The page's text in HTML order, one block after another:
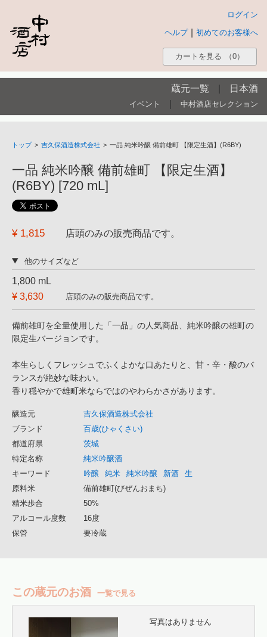
ログイン
初めてのお客様へ
ヘルプ
カートを見る （0）
蔵元一覧 日本酒
イベント 中村酒店セレクション
トップ > 吉久保酒造株式会社 > 一品 純米吟醸 備前雄町 【限定生酒】(R6BY)
一品 純米吟醸 備前雄町 【限定生酒】
(R6BY) [720 mL]
¥ 1,815 店頭のみの販売商品です。
他のサイズなど
1,800 mL
¥ 3,630
店頭のみの販売商品です。
備前雄町を全量使用した「一品」の人気商品、純米吟醸の雄町の
限定生バージョンです。
本生らしくフレッシュでふくよかな口あたりと、甘・辛・酸のバ
ランスが絶妙な味わい。
香り穏やかで雄町米ならではのやわらかさがあります。
醸造元
吉久保酒造株式会社
ブランド
百歳(ひゃくさい)
都道府県
茨城
特定名称
純米吟醸酒
キーワード
吟醸 純米 純米吟醸 新酒
生
原料米
備前雄町(びぜんおまち)
精米歩合
50%
アルコール度数
16度
保管
要冷蔵
この蔵元のお酒 一覧で見る
写真はありません